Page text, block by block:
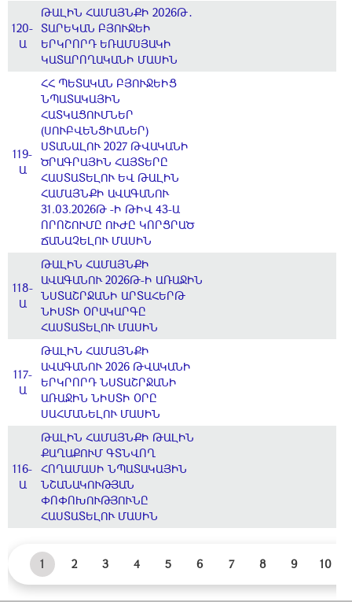
120-
Ա
ԹԱԼԻՆ ՀԱՄԱՅՆՔԻ 2026Թ․
ՏԱՐԵԿԱՆ ԲՅՈՒՋԵԻ
ԵՐԿՐՈՐԴ ԵՌԱՄՍՅԱԿԻ
ԿԱՏԱՐՈՂԱԿԱՆԻ ՄԱՍԻՆ
119-
Ա
ՀՀ ՊԵՏԱԿԱՆ ԲՅՈՒՋԵԻՑ
ՆՊԱՏԱԿԱՅԻՆ
ՀԱՏԿԱՑՈՒՄՆԵՐ
(ՍՈՒԲՎԵՆՑԻԱՆԵՐ)
ՍՏԱՆԱԼՈՒ 2027 ԹՎԱԿԱՆԻ
ԾՐԱԳՐԱՅԻՆ ՀԱՅՏԵՐԸ
ՀԱՍՏԱՏԵԼՈՒ ԵՎ ԹԱԼԻՆ
ՀԱՄԱՅՆՔԻ ԱՎԱԳԱՆՈՒ
31.03.2026Թ -Ի ԹԻՎ 43-Ա
ՈՐՈՇՈՒՄԸ ՈՒԺԸ ԿՈՐՑՐԱԾ
ՃԱՆԱՉԵԼՈՒ ՄԱՍԻՆ
118-
Ա
ԹԱԼԻՆ ՀԱՄԱՅՆՔԻ
ԱՎԱԳԱՆՈՒ 2026Թ-Ի ԱՌԱՋԻՆ
ՆՍՏԱՇՐՋԱՆԻ ԱՐՏԱՀԵՐԹ
ՆԻՍՏԻ ՕՐԱԿԱՐԳԸ
ՀԱՍՏԱՏԵԼՈՒ ՄԱՍԻՆ
117-
Ա
ԹԱԼԻՆ ՀԱՄԱՅՆՔԻ
ԱՎԱԳԱՆՈՒ 2026 ԹՎԱԿԱՆԻ
ԵՐԿՐՈՐԴ ՆՍՏԱՇՐՋԱՆԻ
ԱՌԱՋԻՆ ՆԻՍՏԻ ՕՐԸ
ՍԱՀՄԱՆԵԼՈՒ ՄԱՍԻՆ
116-
Ա
ԹԱԼԻՆ ՀԱՄԱՅՆՔԻ ԹԱԼԻՆ
ՔԱՂԱՔՈՒՄ ԳՏՆՎՈՂ
ՀՈՂԱՄԱՍԻ ՆՊԱՏԱԿԱՅԻՆ
ՆՇԱՆԱԿՈՒԹՅԱՆ
ՓՈՓՈԽՈՒԹՅՈՒՆԸ
ՀԱՍՏԱՏԵԼՈՒ ՄԱՍԻՆ
1 2 3 4 5 6 7 8 9 10